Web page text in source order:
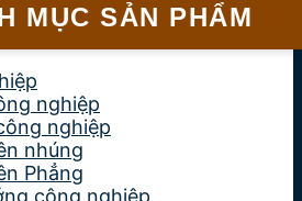
MỤC SẢN PHẨM
nghiệp
nghiệp
nhúng
Phẳng
công nghiệp